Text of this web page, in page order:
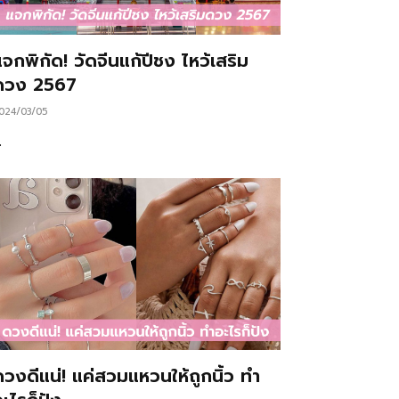
กพิกัด! วัดจีนแก้ปีชง ไหว้เสริม
ง 2567
03/05
งดีแน่! แค่สวมแหวนให้ถูกนิ้ว ทำ